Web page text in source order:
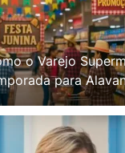
o Varejo
para